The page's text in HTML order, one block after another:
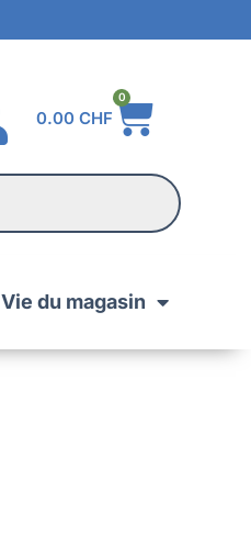
0.00 CHF
0
Vie du magasin